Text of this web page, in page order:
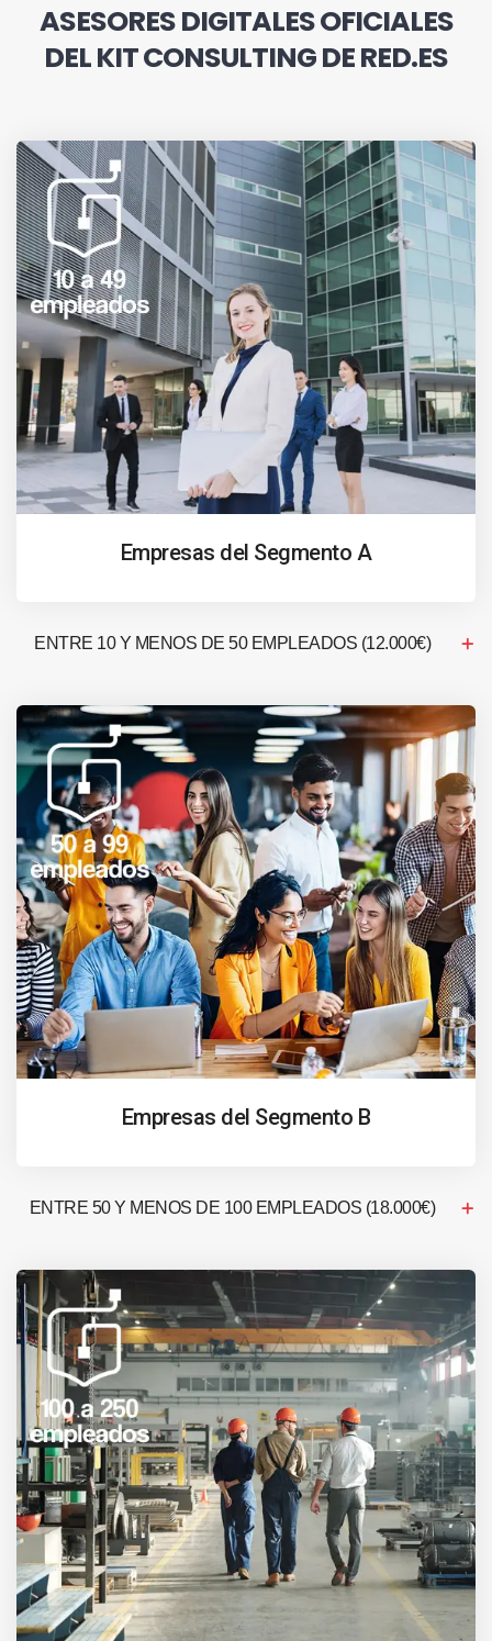
ASESORES DIGITALES OFICIALES
DEL KIT CONSULTING DE RED.ES
Empresas del Segmento A
ENTRE 10 Y MENOS DE 50 EMPLEADOS (12.000€)
Empresas del Segmento B
ENTRE 50 Y MENOS DE 100 EMPLEADOS (18.000€)